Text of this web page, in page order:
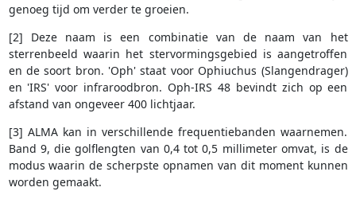
genoeg tijd om verder te groeien.
[2] Deze naam is een combinatie van de naam van het
sterrenbeeld waarin het stervormingsgebied is aangetroffen
en de soort bron. 'Oph' staat voor Ophiuchus (Slangendrager)
en 'IRS' voor infraroodbron. Oph-IRS 48 bevindt zich op een
afstand van ongeveer 400 lichtjaar.
[3] ALMA kan in verschillende frequentiebanden waarnemen.
Band 9, die golflengten van 0,4 tot 0,5 millimeter omvat, is de
modus waarin de scherpste opnamen van dit moment kunnen
worden gemaakt.